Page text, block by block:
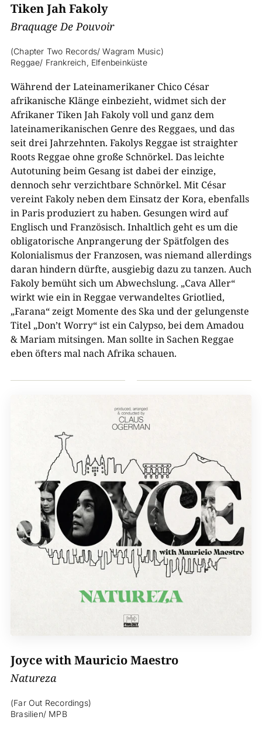
Tiken Jah Fakoly
Braquage De Pouvoir
(Chapter Two Records/ Wagram Music)
Reggae/ Frankreich, Elfenbeinküste
Während der Lateinamerikaner Chico César
afrikanische Klänge einbezieht, widmet sich der
Afrikaner Tiken Jah Fakoly voll und ganz dem
lateinamerikanischen Genre des Reggaes, und das
seit drei Jahrzehnten. Fakolys Reggae ist straighter
Roots Reggae ohne große Schnörkel. Das leichte
Autotuning beim Gesang ist dabei der einzige,
dennoch sehr verzichtbare Schnörkel. Mit César
vereint Fakoly neben dem Einsatz der Kora, ebenfalls
in Paris produziert zu haben. Gesungen wird auf
Englisch und Französisch. Inhaltlich geht es um die
obligatorische Anprangerung der Spätfolgen des
Kolonialismus der Franzosen, was niemand allerdings
daran hindern dürfte, ausgiebig dazu zu tanzen. Auch
Fakoly bemüht sich um Abwechslung. „Cava Aller“
wirkt wie ein in Reggae verwandeltes Griotlied,
„Farana“ zeigt Momente des Ska und der gelungenste
Titel „Don’t Worry“ ist ein Calypso, bei dem Amadou
& Mariam mitsingen. Man sollte in Sachen Reggae
eben öfters mal nach Afrika schauen.
Joyce with Mauricio Maestro
Natureza
(Far Out Recordings)
Brasilien/ MPB